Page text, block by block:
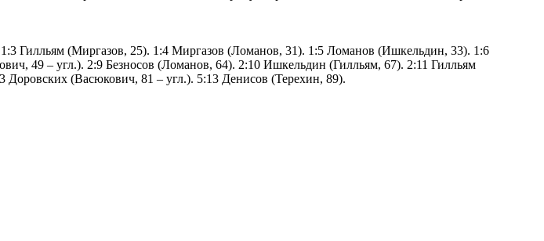
Гилльям (Миргазов, 25). 1:4 Миргазов (Ломанов, 31). 1:5 Ломанов (Ишкельдин, 33). 1:6
49 – угл.). 2:9 Безносов (Ломанов, 64). 2:10 Ишкельдин (Гилльям, 67). 2:11 Гилльям
(Васюкович, 81 – угл.). 5:13 Денисов (Терехин, 89).